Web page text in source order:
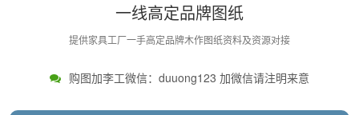
一线高定品牌图纸
提供家具工厂一手高定品牌木作图纸资料及资源对接
购图加李工微信：duuong123 加微信请注明来意